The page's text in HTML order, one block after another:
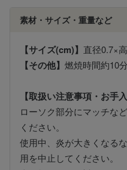
素材・サイズ・重量など
【サイズ(cm)】 直径0.7×
【その他】 燃焼時間約10分
【取扱い注意事項・お手
ローソク部分にマッチな
ください。
使用中、炎が大きくなる
用を中止してください。